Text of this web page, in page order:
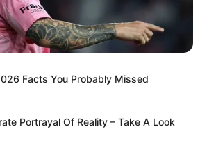
Facts You Probably Missed
Portrayal Of Reality – Take A Look